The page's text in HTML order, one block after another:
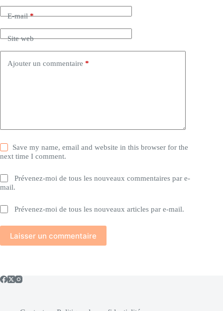
E-mail*
Site web
Ajouter un commentaire *
Save my name, email and website in this browser for the
next time I comment.
Prévenez-moi de tous les nouveaux commentaires par e-
mail.
Prévenez-moi de tous les nouveaux articles par e-mail.
Laisser un commentaire